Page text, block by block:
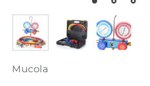
Mucola